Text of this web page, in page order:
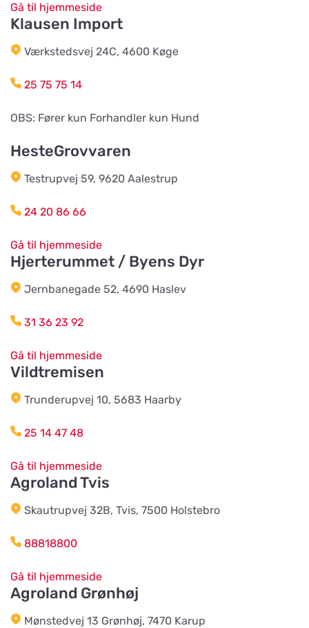
Braås Järnhandel AB
Sjösås Kruthuset
Nygatan 16B
Frestensfällevägen 64
Åkerängstavägen 2
Lunnvägen 7
Djurhuset i Mariefred
AB Hjalmar Möller
Lundabackens Djurfoder
Vis på kort
BVL Söderåsen AB
Böketoftavägen 19
Gå til hjemmeside
Klausen Import
Værkstedsvej 24C, 4600 Køge
25 75 75 14
OBS: Fører kun Forhandler kun Hund
HesteGrovvaren
Testrupvej 59, 9620 Aalestrup
24 20 86 66
Gå til hjemmeside
Hjerterummet / Byens Dyr
Jernbanegade 52, 4690 Haslev
31 36 23 92
Gå til hjemmeside
Vildtremisen
Trunderupvej 10, 5683 Haarby
25 14 47 48
Gå til hjemmeside
Agroland Tvis
Skautrupvej 32B, Tvis, 7500 Holstebro
88818800
Gå til hjemmeside
Agroland Grønhøj
Mønstedvej 13 Grønhøj, 7470 Karup